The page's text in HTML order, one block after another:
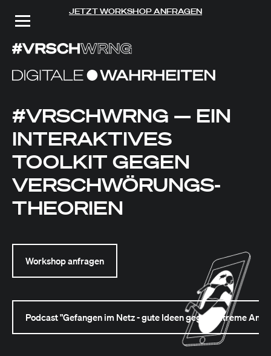
JETZT WORKSHOP ANFRAGEN
#VRSCHWRNG — EIN
INTERAKTIVES
TOOLKIT GEGEN
VERSCHWÖRUNGS­
THEORIEN
Workshop anfragen
Podcast "Gefangen im Netz - gute Ideen gegen extreme